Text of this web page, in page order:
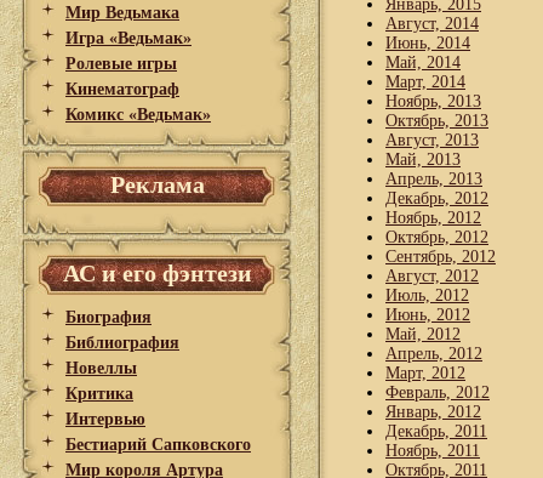
Мир Ведьмака
Игра «Ведьмак»
Ролевые игры
Кинематограф
Комикс «Ведьмак»
Реклама
АС и его фэнтези
Биография
Библиография
Новеллы
Критика
Интервью
Бестиарий Сапковского
Мир короля Артура
Январь, 2015
Август, 2014
Июнь, 2014
Май, 2014
Март, 2014
Ноябрь, 2013
Октябрь, 2013
Август, 2013
Май, 2013
Апрель, 2013
Декабрь, 2012
Ноябрь, 2012
Октябрь, 2012
Сентябрь, 2012
Август, 2012
Июль, 2012
Июнь, 2012
Май, 2012
Апрель, 2012
Март, 2012
Февраль, 2012
Январь, 2012
Декабрь, 2011
Ноябрь, 2011
Октябрь, 2011